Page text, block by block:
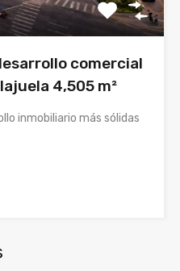
comercial
4,505 m²
inmobiliario más sólidas